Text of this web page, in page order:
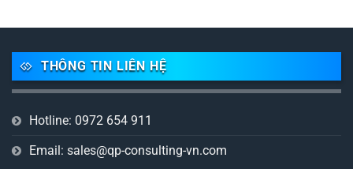
THÔNG TIN LIÊN HỆ
Hotline: 0972 654 911
Email: sales@qp-consulting-vn.com